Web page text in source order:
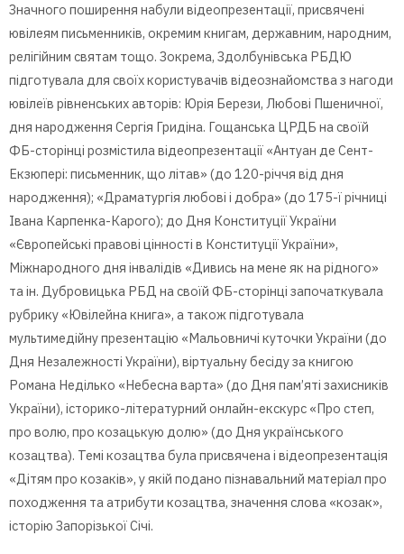
Значного поширення набули відеопрезентації, присвячені
ювілеям письменників, окремим книгам, державним, народним,
релігійним святам тощо. Зокрема, Здолбунівська РБДЮ
підготувала для своїх користувачів відеознайомства з нагоди
ювілеїв рівненських авторів: Юрія Берези, Любові Пшеничної,
дня народження Сергія Гридіна. Гощанська ЦРДБ на своїй
ФБ-сторінці розмістила відеопрезентації «Антуан де Сент-
Екзюпері: письменник, що літав» (до 120-річчя від дня
народження); «Драматургія любові і добра» (до 175-ї річниці
Івана Карпенка-Карого); до Дня Конституції України
«Європейські правові цінності в Конституції України»,
Міжнародного дня інвалідів «Дивись на мене як на рідного»
та ін. Дубровицька РБД на своїй ФБ-сторінці започаткувала
рубрику «Ювілейна книга», а також підготувала
мультимедійну презентацію «Мальовничі куточки України (до
Дня Незалежності України), віртуальну бесіду за книгою
Романа Неділько «Небесна варта» (до Дня пам’яті захисників
України), історико-літературний онлайн-екскурс «Про степ,
про волю, про козацькую долю» (до Дня українського
козацтва). Темі козацтва була присвячена і відеопрезентація
«Дітям про козаків», у якій подано пізнавальний матеріал про
походження та атрибути козацтва, значення слова «козак»,
історію Запорізької Січі.